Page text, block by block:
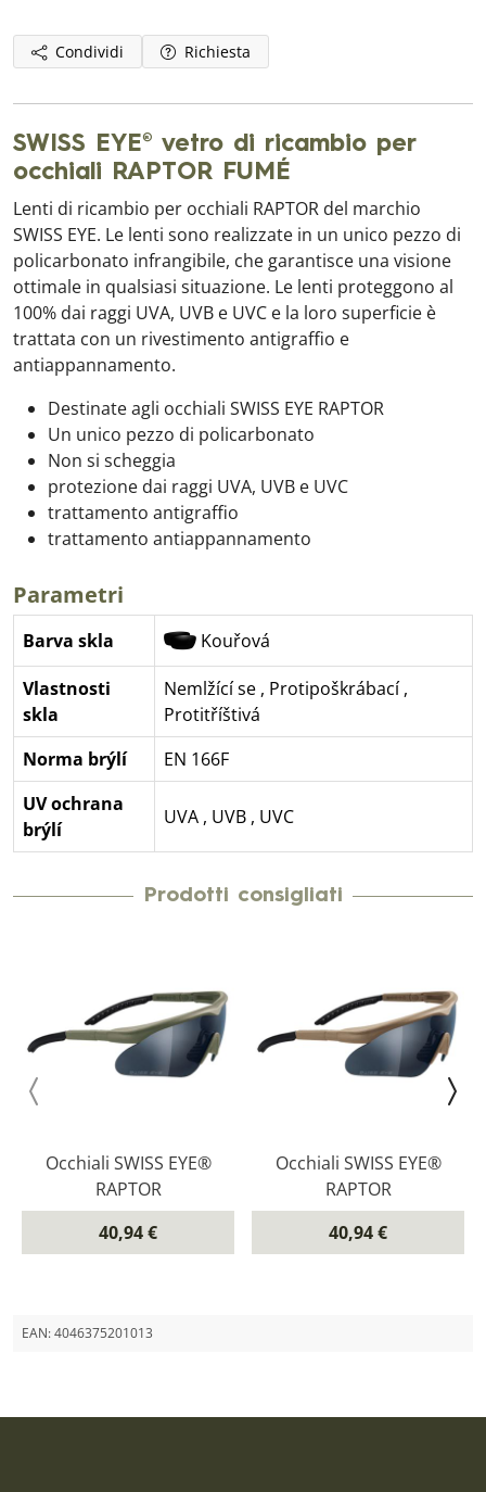
Condividi Richiesta
SWISS EYE® vetro di ricambio per
occhiali RAPTOR FUMÉ
Lenti di ricambio per occhiali RAPTOR del marchio
SWISS EYE. Le lenti sono realizzate in un unico pezzo di
policarbonato infrangibile, che garantisce una visione
ottimale in qualsiasi situazione. Le lenti proteggono al
100% dai raggi UVA, UVB e UVC e la loro superficie è
trattata con un rivestimento antigraffio e
antiappannamento.
Destinate agli occhiali SWISS EYE RAPTOR
Un unico pezzo di policarbonato
Non si scheggia
protezione dai raggi UVA, UVB e UVC
trattamento antigraffio
trattamento antiappannamento
Parametri
Barva skla
Kouřová
Vlastnosti
skla
Nemlžící se , Protipoškrábací ,
Protitříštivá
Norma brýlí
EN 166F
UV ochrana
brýlí
UVA , UVB , UVC
Prodotti consigliati
Occhiali SWISS EYE®
RAPTOR
40,94 €
Occhiali SWISS EYE®
RAPTOR
40,94 €
EAN:4046375201013